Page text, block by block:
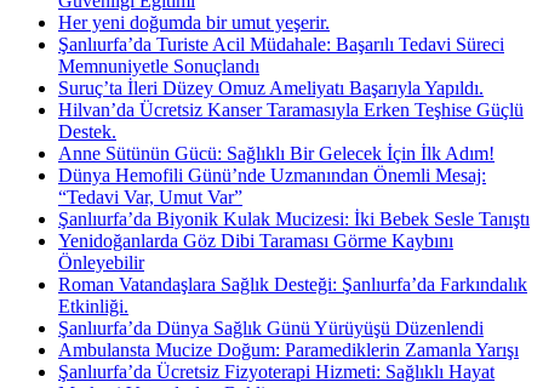
Her yeni doğumda bir umut yeşerir.
Şanlıurfa’da Turiste Acil Müdahale: Başarılı Tedavi Süreci
Memnuniyetle Sonuçlandı
Suruç’ta İleri Düzey Omuz Ameliyatı Başarıyla Yapıldı.
Hilvan’da Ücretsiz Kanser Taramasıyla Erken Teşhise Güçlü
Destek.
Anne Sütünün Gücü: Sağlıklı Bir Gelecek İçin İlk Adım!
Dünya Hemofili Günü’nde Uzmanından Önemli Mesaj:
“Tedavi Var, Umut Var”
Şanlıurfa’da Biyonik Kulak Mucizesi: İki Bebek Sesle Tanıştı
Yenidoğanlarda Göz Dibi Taraması Görme Kaybını
Önleyebilir
Roman Vatandaşlara Sağlık Desteği: Şanlıurfa’da Farkındalık
Etkinliği.
Şanlıurfa’da Dünya Sağlık Günü Yürüyüşü Düzenlendi
Ambulansta Mucize Doğum: Paramediklerin Zamanla Yarışı
Şanlıurfa’da Ücretsiz Fizyoterapi Hizmeti: Sağlıklı Hayat